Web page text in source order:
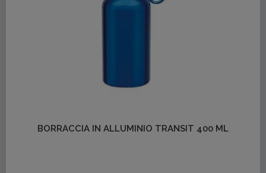
BORRACCIA IN ALLUMINIO TRANSIT 400 ML